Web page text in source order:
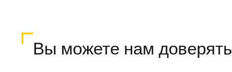
Вы можете нам доверять